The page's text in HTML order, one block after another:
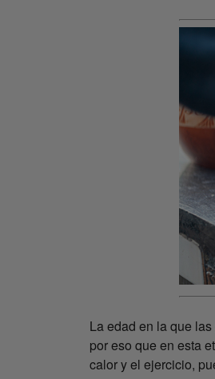
La edad en la que
por eso que en esta
calor y el ejercicio,